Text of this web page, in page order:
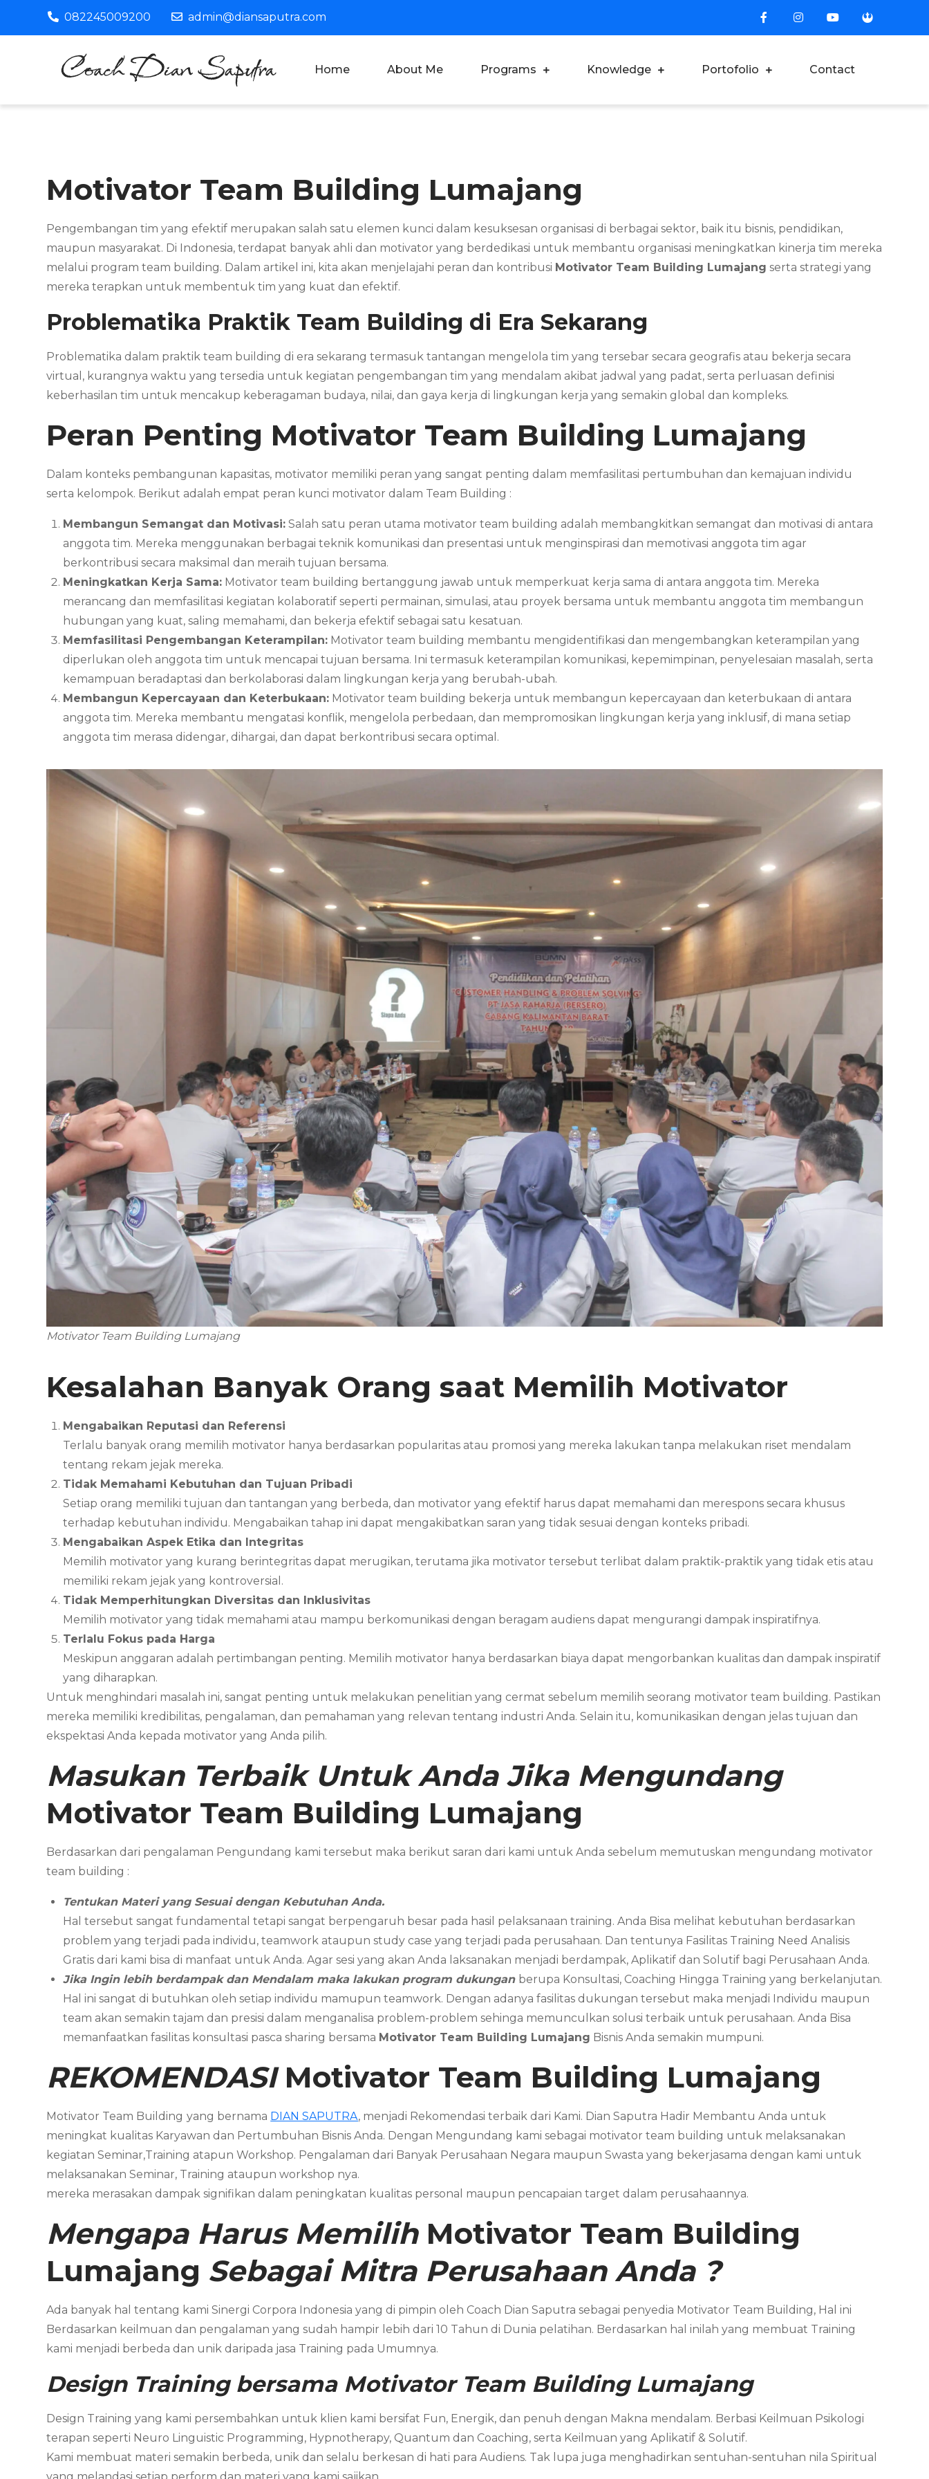
082245009200 admin@diansaputra.com
Coach Dian Saputra
Profesional Corporate Trainer & Motivator Indonesia
Home About Me Programs Knowledge Portofolio Contact
Motivator Team Building Lumajang
Pengembangan tim yang efektif merupakan salah satu elemen kunci dalam kesuksesan organisasi di berbagai sektor, baik itu bisnis, pendidikan,
maupun masyarakat. Di Indonesia, terdapat banyak ahli dan motivator yang berdedikasi untuk membantu organisasi meningkatkan kinerja tim mereka
melalui program team building. Dalam artikel ini, kita akan menjelajahi peran dan kontribusi Motivator Team Building Lumajang serta strategi yang
mereka terapkan untuk membentuk tim yang kuat dan efektif.
Problematika Praktik Team Building di Era Sekarang
Problematika dalam praktik team building di era sekarang termasuk tantangan mengelola tim yang tersebar secara geografis atau bekerja secara
virtual, kurangnya waktu yang tersedia untuk kegiatan pengembangan tim yang mendalam akibat jadwal yang padat, serta perluasan definisi
keberhasilan tim untuk mencakup keberagaman budaya, nilai, dan gaya kerja di lingkungan kerja yang semakin global dan kompleks.
Peran Penting Motivator Team Building Lumajang
Dalam konteks pembangunan kapasitas, motivator memiliki peran yang sangat penting dalam memfasilitasi pertumbuhan dan kemajuan individu
serta kelompok. Berikut adalah empat peran kunci motivator dalam Team Building :
Membangun Semangat dan Motivasi: Salah satu peran utama motivator team building adalah membangkitkan semangat dan motivasi di antara
anggota tim. Mereka menggunakan berbagai teknik komunikasi dan presentasi untuk menginspirasi dan memotivasi anggota tim agar
berkontribusi secara maksimal dan meraih tujuan bersama.
Meningkatkan Kerja Sama: Motivator team building bertanggung jawab untuk memperkuat kerja sama di antara anggota tim. Mereka
merancang dan memfasilitasi kegiatan kolaboratif seperti permainan, simulasi, atau proyek bersama untuk membantu anggota tim membangun
hubungan yang kuat, saling memahami, dan bekerja efektif sebagai satu kesatuan.
Memfasilitasi Pengembangan Keterampilan: Motivator team building membantu mengidentifikasi dan mengembangkan keterampilan yang
diperlukan oleh anggota tim untuk mencapai tujuan bersama. Ini termasuk keterampilan komunikasi, kepemimpinan, penyelesaian masalah, serta
kemampuan beradaptasi dan berkolaborasi dalam lingkungan kerja yang berubah-ubah.
Membangun Kepercayaan dan Keterbukaan: Motivator team building bekerja untuk membangun kepercayaan dan keterbukaan di antara
anggota tim. Mereka membantu mengatasi konflik, mengelola perbedaan, dan mempromosikan lingkungan kerja yang inklusif, di mana setiap
anggota tim merasa didengar, dihargai, dan dapat berkontribusi secara optimal.
Motivator Team Building Lumajang
Kesalahan Banyak Orang saat Memilih Motivator
Mengabaikan Reputasi dan Referensi
Terlalu banyak orang memilih motivator hanya berdasarkan popularitas atau promosi yang mereka lakukan tanpa melakukan riset mendalam
tentang rekam jejak mereka.
Tidak Memahami Kebutuhan dan Tujuan Pribadi
Setiap orang memiliki tujuan dan tantangan yang berbeda, dan motivator yang efektif harus dapat memahami dan merespons secara khusus
terhadap kebutuhan individu. Mengabaikan tahap ini dapat mengakibatkan saran yang tidak sesuai dengan konteks pribadi.
Mengabaikan Aspek Etika dan Integritas
Memilih motivator yang kurang berintegritas dapat merugikan, terutama jika motivator tersebut terlibat dalam praktik-praktik yang tidak etis atau
memiliki rekam jejak yang kontroversial.
Tidak Memperhitungkan Diversitas dan Inklusivitas
Memilih motivator yang tidak memahami atau mampu berkomunikasi dengan beragam audiens dapat mengurangi dampak inspiratifnya.
Terlalu Fokus pada Harga
Meskipun anggaran adalah pertimbangan penting. Memilih motivator hanya berdasarkan biaya dapat mengorbankan kualitas dan dampak inspiratif
yang diharapkan.
Untuk menghindari masalah ini, sangat penting untuk melakukan penelitian yang cermat sebelum memilih seorang motivator team building. Pastikan
mereka memiliki kredibilitas, pengalaman, dan pemahaman yang relevan tentang industri Anda. Selain itu, komunikasikan dengan jelas tujuan dan
ekspektasi Anda kepada motivator yang Anda pilih.
Masukan Terbaik Untuk Anda Jika Mengundang
Motivator Team Building Lumajang
Berdasarkan dari pengalaman Pengundang kami tersebut maka berikut saran dari kami untuk Anda sebelum memutuskan mengundang motivator
team building :
Tentukan Materi yang Sesuai dengan Kebutuhan Anda.
Hal tersebut sangat fundamental tetapi sangat berpengaruh besar pada hasil pelaksanaan training. Anda Bisa melihat kebutuhan berdasarkan
problem yang terjadi pada individu, teamwork ataupun study case yang terjadi pada perusahaan. Dan tentunya Fasilitas Training Need Analisis
Gratis dari kami bisa di manfaat untuk Anda. Agar sesi yang akan Anda laksanakan menjadi berdampak, Aplikatif dan Solutif bagi Perusahaan Anda.
Jika Ingin lebih berdampak dan Mendalam maka lakukan program dukungan berupa Konsultasi, Coaching Hingga Training yang berkelanjutan.
Hal ini sangat di butuhkan oleh setiap individu mamupun teamwork. Dengan adanya fasilitas dukungan tersebut maka menjadi Individu maupun
team akan semakin tajam dan presisi dalam menganalisa problem-problem sehinga memunculkan solusi terbaik untuk perusahaan. Anda Bisa
memanfaatkan fasilitas konsultasi pasca sharing bersama Motivator Team Building Lumajang Bisnis Anda semakin mumpuni.
REKOMENDASI Motivator Team Building Lumajang
Motivator Team Building yang bernama DIAN SAPUTRA, menjadi Rekomendasi terbaik dari Kami. Dian Saputra Hadir Membantu Anda untuk
meningkat kualitas Karyawan dan Pertumbuhan Bisnis Anda. Dengan Mengundang kami sebagai motivator team building untuk melaksanakan
kegiatan Seminar,Training atapun Workshop. Pengalaman dari Banyak Perusahaan Negara maupun Swasta yang bekerjasama dengan kami untuk
melaksanakan Seminar, Training ataupun workshop nya.
mereka merasakan dampak signifikan dalam peningkatan kualitas personal maupun pencapaian target dalam perusahaannya.
Mengapa Harus Memilih Motivator Team Building
Lumajang Sebagai Mitra Perusahaan Anda?
Ada banyak hal tentang kami Sinergi Corpora Indonesia yang di pimpin oleh Coach Dian Saputra sebagai penyedia Motivator Team Building, Hal ini
Berdasarkan keilmuan dan pengalaman yang sudah hampir lebih dari 10 Tahun di Dunia pelatihan. Berdasarkan hal inilah yang membuat Training
kami menjadi berbeda dan unik daripada jasa Training pada Umumnya.
Design Training bersama Motivator Team Building Lumajang
Design Training yang kami persembahkan untuk klien kami bersifat Fun, Energik, dan penuh dengan Makna mendalam. Berbasi Keilmuan Psikologi
terapan seperti Neuro Linguistic Programming, Hypnotherapy, Quantum dan Coaching, serta Keilmuan yang Aplikatif & Solutif.
Kami membuat materi semakin berbeda, unik dan selalu berkesan di hati para Audiens. Tak lupa juga menghadirkan sentuhan-sentuhan nila Spiritual